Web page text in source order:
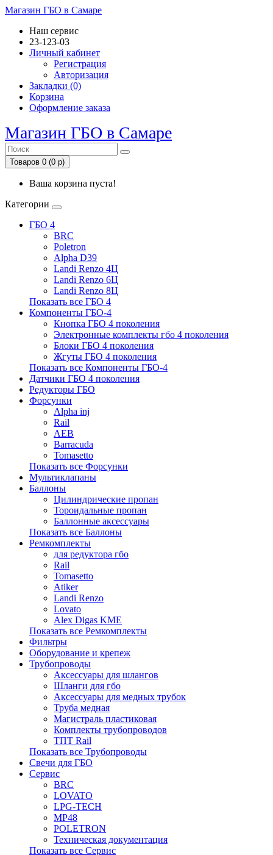
Магазин ГБО в Самаре
Наш сервис
23-123-03
Личный кабинет
Регистрация
Авторизация
Закладки (0)
Корзина
Оформление заказа
Магазин ГБО в Самаре
Товаров 0 (0 р)
Ваша корзина пуста!
Категории
ГБО 4
BRC
Poletron
Alpha D39
Landi Renzo 4Ц
Landi Renzo 6Ц
Landi Renzo 8Ц
Показать все ГБО 4
Компоненты ГБО-4
Кнопка ГБО 4 поколения
Электронные комплекты гбо 4 поколения
Блоки ГБО 4 поколения
Жгуты ГБО 4 поколения
Показать все Компоненты ГБО-4
Датчики ГБО 4 поколения
Редукторы ГБО
Форсунки
Alpha inj
Rail
AEB
Barracuda
Tomasetto
Показать все Форсунки
Мультиклапаны
Баллоны
Цилиндрические пропан
Тороидальные пропан
Баллонные аксессуары
Показать все Баллоны
Ремкомплекты
для редуктора гбо
Rail
Tomasetto
Atiker
Landi Renzo
Lovato
Alex Digas KME
Показать все Ремкомплекты
Фильтры
Оборудование и крепеж
Трубопроводы
Аксессуары для шлангов
Шланги для гбо
Аксессуары для медных трубок
Труба медная
Магистраль пластиковая
Комплекты трубопроводов
ТПТ Rail
Показать все Трубопроводы
Свечи для ГБО
Сервис
BRC
LOVATO
LPG-TECH
MP48
POLETRON
Техническая документация
Показать все Сервис